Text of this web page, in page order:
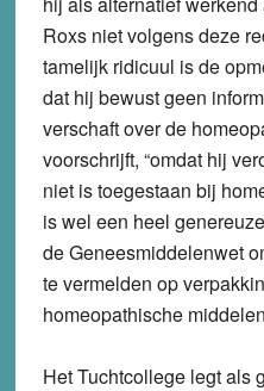
Roxs niet volgens deze
tamelijk ridicuul is de
dat hij bewust geen
verschaft over de
voorschrijft, “omdat hij
niet is toegestaan bij
is wel een heel
de Geneesmiddelenwet
te vermelden op
homeopathische
Het Tuchtcollege legt als